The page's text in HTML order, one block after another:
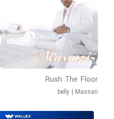
Rush The Floor
belly | Massari